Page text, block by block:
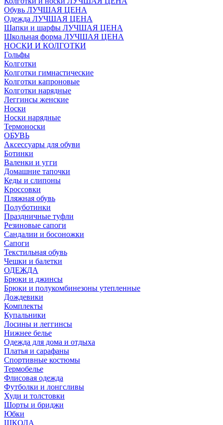
Обувь ЛУЧШАЯ ЦЕНА
Одежда ЛУЧШАЯ ЦЕНА
Шапки и шарфы ЛУЧШАЯ ЦЕНА
Школьная форма ЛУЧШАЯ ЦЕНА
НОСКИ И КОЛГОТКИ
Гольфы
Колготки
Колготки гимнастические
Колготки капроновые
Колготки нарядные
Леггинсы женские
Носки
Носки нарядные
Термоноски
ОБУВЬ
Аксессуары для обуви
Ботинки
Валенки и угги
Домашние тапочки
Кеды и слипоны
Кроссовки
Пляжная обувь
Полуботинки
Праздничные туфли
Резиновые сапоги
Сандалии и босоножки
Сапоги
Текстильная обувь
Чешки и балетки
ОДЕЖДА
Брюки и джинсы
Брюки и полукомбинезоны утепленные
Дождевики
Комплекты
Купальники
Лосины и леггинсы
Нижнее белье
Одежда для дома и отдыха
Платья и сарафаны
Спортивные костюмы
Термобелье
Флисовая одежда
Футболки и лонгсливы
Худи и толстовки
Шорты и бриджи
Юбки
ШКОЛА